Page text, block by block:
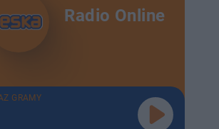
Radio Online
GRAMY